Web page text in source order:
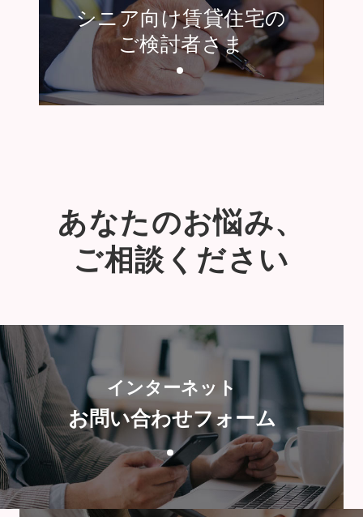
シニア向け賃貸住宅の
ご検討者さま
あなたのお悩み、
ご相談ください
インターネット
お問い合わせフォーム